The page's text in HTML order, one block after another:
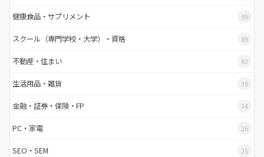
健康食品・サプリメント 99
スクール（専門学校・大学）・資格 89
不動産・住まい 83
生活用品・雑貨 39
金融・証券・保険・FP 34
PC・家電 26
SEO・SEM 25